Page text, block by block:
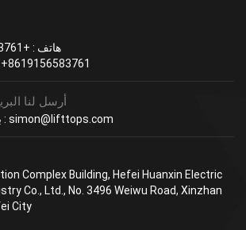
هاتف : +8619156583761
أرسل لنا
بريد إلكتروني : simon@lifttops.com
Complex Building, Hefei Huanxin Electric
Co., Ltd., No. 3496 Weiwu Road, Xinzhan
City